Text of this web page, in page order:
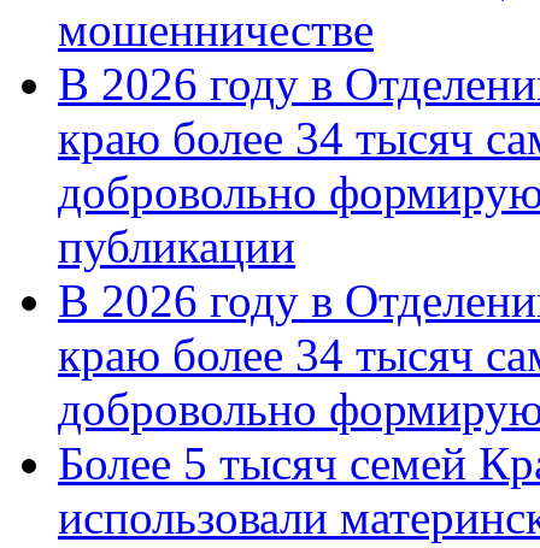
мошенничестве
В 2026 году в
краю более 34 тысяч
добровольно
публикации
В 2026 году в
краю более 34 тысяч
добровольно
Более 5 тысяч семей
использовали